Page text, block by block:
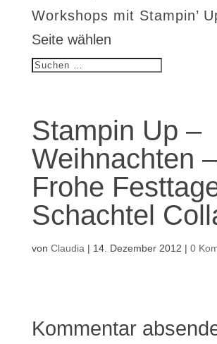
Workshops mit Stampin’
Seite wählen
Stampin Up –
Weihnachten –
Frohe
Schachtel
von Claudia | 14. Dezember 2012 | 0
Kommentar